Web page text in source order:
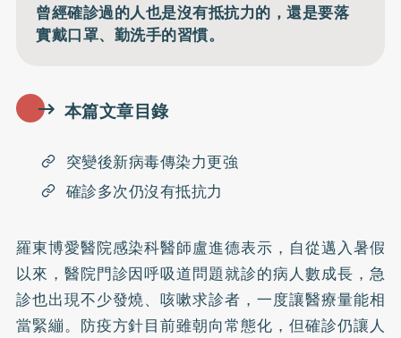
曾經確診過的人也是沒有抵抗力的，還是要落
實戴口罩、勤洗手的習慣。
本篇文章目錄
突變後新病毒傳染力更強
確診多次仍沒有抵抗力
羅東博愛醫院感染科醫師盧進德表示，自從邁入暑假
以來，醫院門診因呼吸道問題就診的病人數成長，急
診也出現不少發燒、咳嗽求診者，一度讓醫療量能相
當緊繃。防疫方針目前雖朝向常態化，但確診仍讓人